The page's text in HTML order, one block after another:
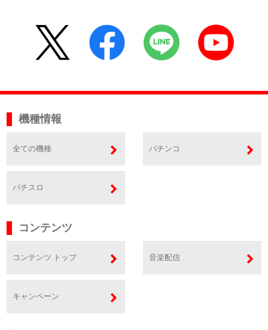
機種情報
全ての機種 パチンコ
パチスロ
コンテンツ
コンテンツ トップ 音楽配信
キャンペーン